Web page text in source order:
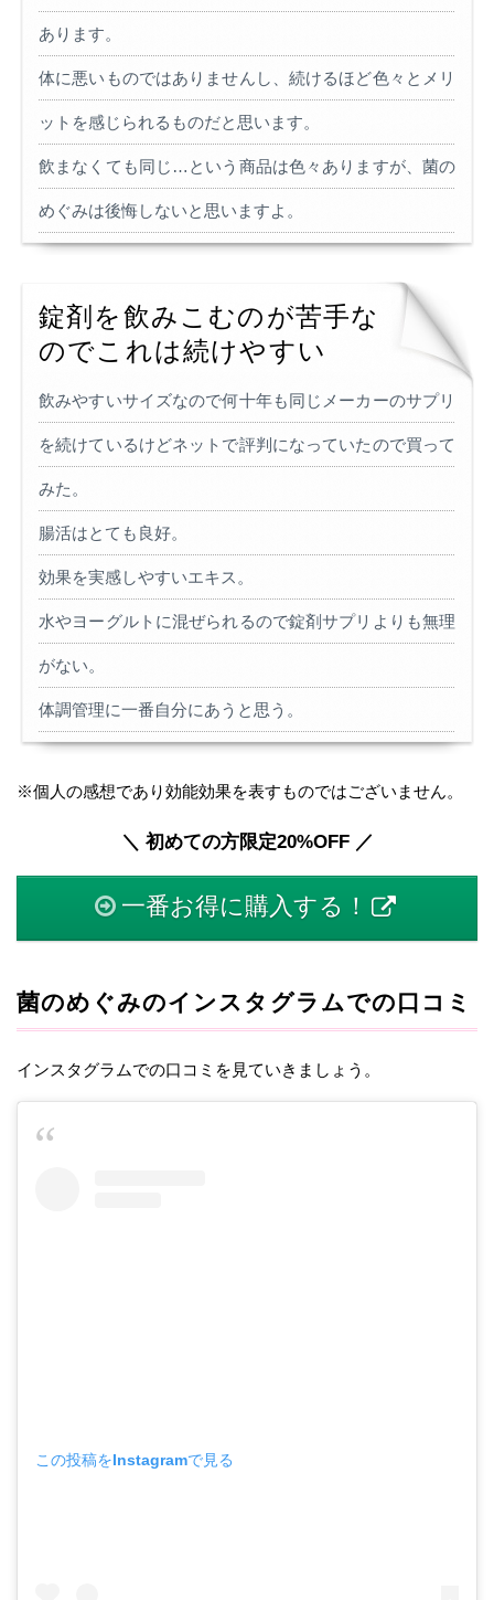
あります。
体に悪いものではありませんし、続けるほど色々とメリ
ットを感じられるものだと思います。
飲まなくても同じ…という商品は色々ありますが、菌の
めぐみは後悔しないと思いますよ。
錠剤を飲みこむのが苦手な
のでこれは続けやすい
飲みやすいサイズなので何十年も同じメーカーのサプリ
を続けているけどネットで評判になっていたので買って
みた。
腸活はとても良好。
効果を実感しやすいエキス。
水やヨーグルトに混ぜられるので錠剤サプリよりも無理
がない。
体調管理に一番自分にあうと思う。
※個人の感想であり効能効果を表すものではございません。
＼ 初めての方限定20%OFF ／
一番お得に購入する！
菌のめぐみのインスタグラムでの口コミ
インスタグラムでの口コミを見ていきましょう。
この投稿をInstagramで見る